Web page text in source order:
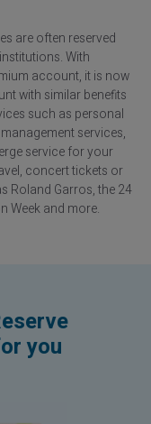
are often reserved
With
account, it is now
with similar benefits
such as personal
services,
service for your
concert tickets or
Roland Garros, the 24
Week and more.
you